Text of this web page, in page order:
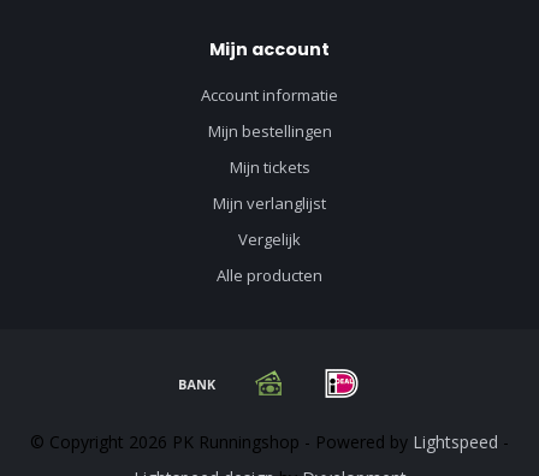
Mijn account
Account informatie
Mijn bestellingen
Mijn tickets
Mijn verlanglijst
Vergelijk
Alle producten
© Copyright 2026 PK Runningshop - Powered by Lightspeed -